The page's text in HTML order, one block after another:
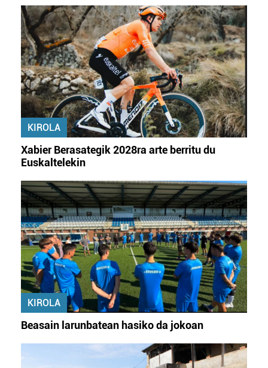
KIROLA
Xabier Berasategik 2028ra arte berritu du
Euskaltelekin
KIROLA
Beasain larunbatean hasiko da jokoan